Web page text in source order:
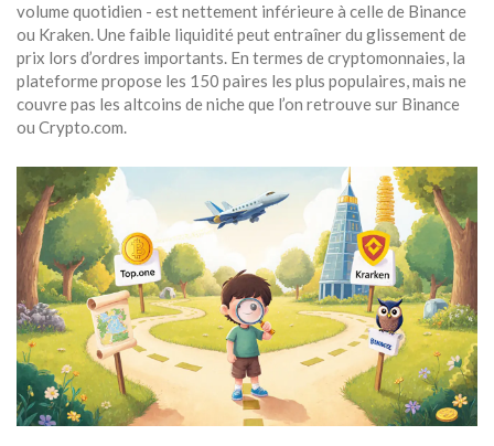
volume quotidien - est nettement inférieure à celle de Binance
ou Kraken. Une faible liquidité peut entraîner du glissement de
prix lors d’ordres importants. En termes de cryptomonnaies, la
plateforme propose les 150 paires les plus populaires, mais ne
couvre pas les altcoins de niche que l’on retrouve sur Binance
ou Crypto.com.